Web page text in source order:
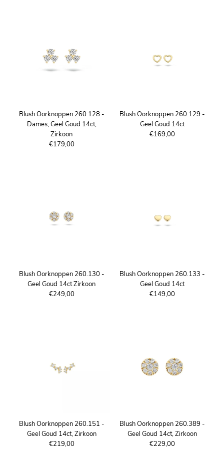
Blush Oorknoppen 260.128 -
Dames, Geel Goud 14ct,
Zirkoon
€179,00
Blush Oorknoppen 260.129 -
Geel Goud 14ct
€169,00
Blush Oorknoppen 260.130 -
Geel Goud 14ct Zirkoon
€249,00
Blush Oorknoppen 260.133 -
Geel Goud 14ct
€149,00
Blush Oorknoppen 260.151 -
Geel Goud 14ct, Zirkoon
€219,00
Blush Oorknoppen 260.389 -
Geel Goud 14ct, Zirkoon
€229,00